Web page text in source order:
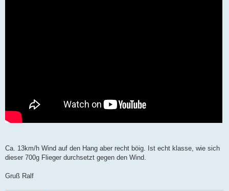
Ca. 13km/h Wind auf den Hang aber recht böig. Ist echt klasse, wie sich
dieser 700g Flieger durchsetzt gegen den Wind.
Gruß Ralf